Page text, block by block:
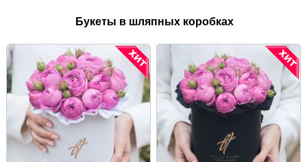
Букеты в шляпных коробках